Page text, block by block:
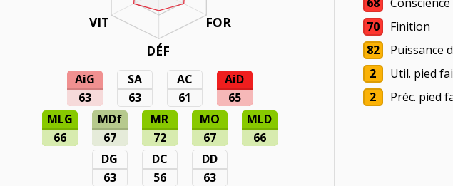
FOR
DÉF
VIT
AiG
63
SA
63
AC
61
AiD
65
MLG
66
MDf
67
MR
72
MO
67
MLD
66
DG
63
DC
56
DD
63
70
Finition
82
Puissance
2
Util. pied
2
Préc. pied